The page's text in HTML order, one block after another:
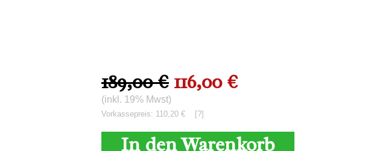
189,00 € 116,00 €
(inkl. 19% Mwst)
Vorkassepreis: 110,20 € [?]
In den Warenkorb